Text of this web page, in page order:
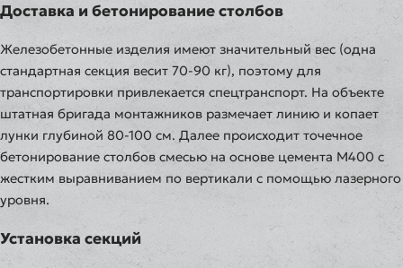
Доставка и бетонирование столбов
Железобетонные изделия имеют значительный вес (одна
стандартная секция весит 70-90 кг), поэтому для
транспортировки привлекается спецтранспорт. На объекте
штатная бригада монтажников размечает линию и копает
лунки глубиной 80-100 см. Далее происходит точечное
бетонирование столбов смесью на основе цемента М400 с
жестким выравниванием по вертикали с помощью лазерного
уровня.
Установка секций